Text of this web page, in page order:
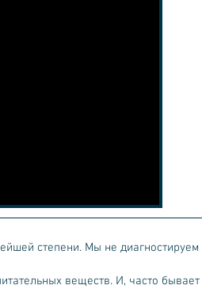
степени. Мы не диагностируем
веществ. И, часто бывает